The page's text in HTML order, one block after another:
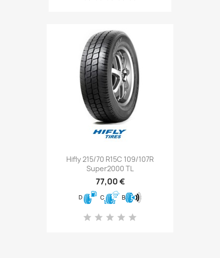
Hifly 215/70 R15C 109/107R
Super2000 TL
77,00 €
D C B